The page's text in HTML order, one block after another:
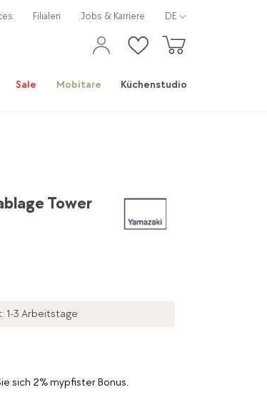
Sale Mobitare Küchenstudio
Filialen Jobs & Karriere DE
Tower
1-3 Arbeitstage
sich 2% mypfister Bonus.